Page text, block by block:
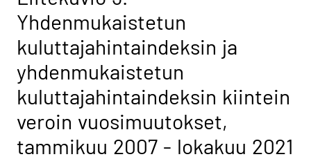
Yhdenmukaistetun
kuluttajahintaindeksin ja
yhdenmukaistetun
kuluttajahintaindeksin kiintein
veroin vuosimuutokset,
tammikuu 2007 - lokakuu 2021